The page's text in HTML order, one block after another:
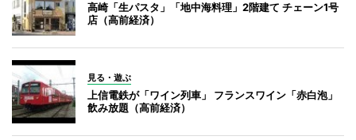
高崎「生パスタ」「地中海料理」2階建て チェーン1号
店（高前経済）
見る・遊ぶ
上信電鉄が「ワイン列車」 フランスワイン「赤白泡」
飲み放題（高前経済）